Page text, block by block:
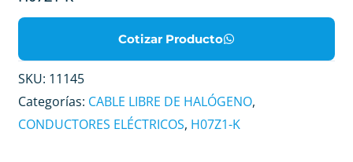
Cotizar Producto
SKU: 11145
Categorías: CABLE LIBRE DE HALÓGENO,
CONDUCTORES ELÉCTRICOS, H07Z1-K